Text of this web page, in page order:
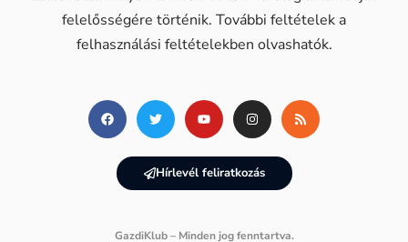
felelősségére történik. További feltételek a
felhasználási feltételekben olvashatók.
Hírlevél feliratkozás
GazdiKlub – Minden jog fenntartva.